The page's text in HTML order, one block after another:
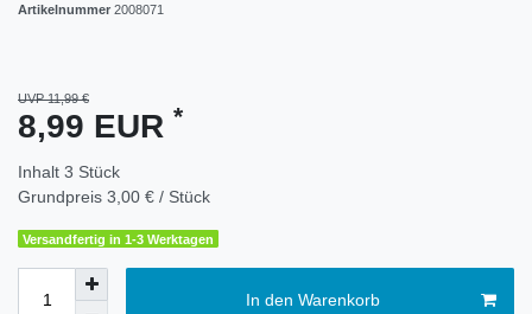
Artikelnummer 2008071
UVP 11,99 €
8,99 EUR *
Inhalt 3 Stück
Grundpreis 3,00 € / Stück
Versandfertig in 1-3 Werktagen
In den Warenkorb